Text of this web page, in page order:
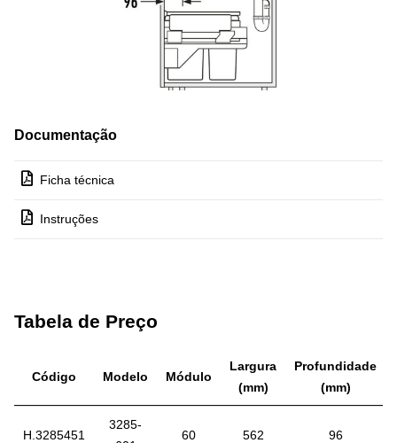
Documentação
Ficha técnica
Instruções
Tabela de Preço
Código Modelo Módulo
Largura
(mm)
Profundidade
(mm)
H.3285451
3285-
60 562 96